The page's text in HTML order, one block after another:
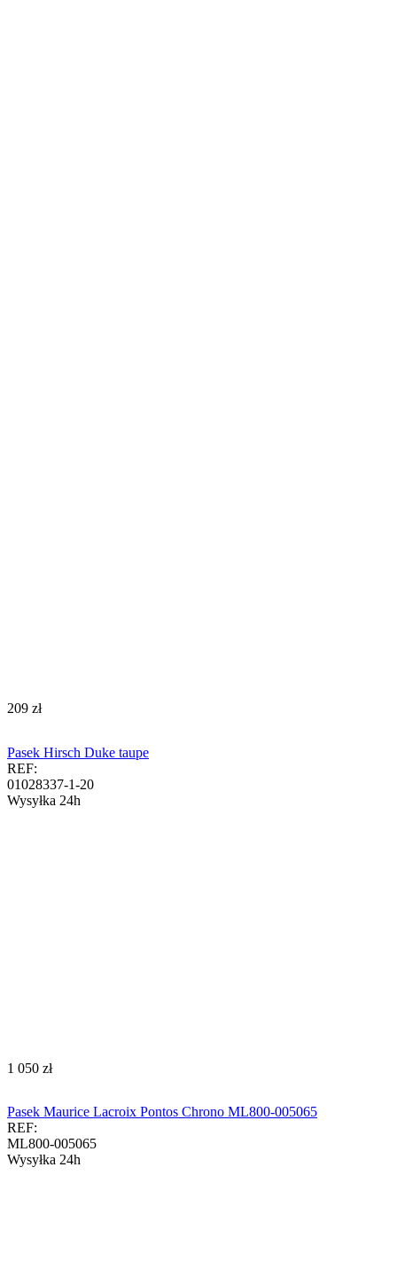
‍209‍ zł
Pasek Hirsch Duke taupe
REF:
01028337-1-20
Wysyłka 24h
‍1 050‍ zł
Pasek Maurice Lacroix Pontos Chrono ML800-005065
REF:
ML800-005065
Wysyłka 24h